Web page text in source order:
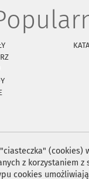
(cookies)
z korzystaniem z
cookies